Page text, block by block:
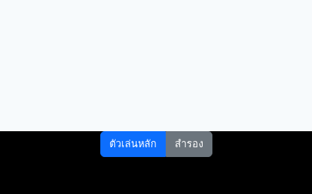
ตัวเล่นหลัก สำรอง